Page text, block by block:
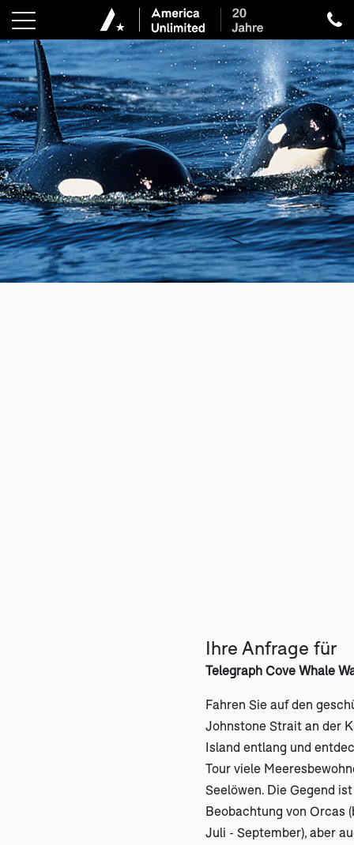
Ihre Anfrage für
Telegraph Cove Whale
Fahren Sie auf den
Johnstone Strait an der
Island entlang und
Tour viele
Seelöwen. Die Gegend
Beobachtung von Orcas
Juli - September), aber